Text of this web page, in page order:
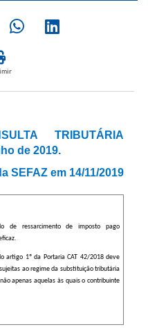
TRIBUTÁRIA
de 2019.
SEFAZ em 14/11/2019
de ressarcimento de imposto pago
artigo 1º da Portaria CAT 42/2018 deve
ao regime da substituição tributária
apenas aquelas às quais o contribuinte